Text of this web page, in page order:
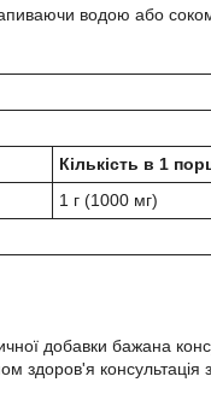
водою або
Кількість в 1
1 г (1000 мг)
добавки бажана
здоров'я